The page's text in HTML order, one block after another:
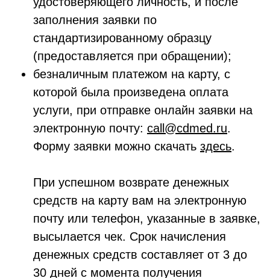
заполнения заявки по
стандартизированному образцу
(предоставляется при обращении);
безналичным платежом на карту, с
которой была произведена оплата
услуги, при отправке онлайн заявки на
электронную почту: call@cdmed.ru.
Форму заявки можно скачать здесь.
При успешном возврате денежных
средств на карту вам на электронную
почту или телефон, указанные в заявке,
высылается чек. Срок начисления
денежных средств составляет от 3 до
30 дней с момента получения